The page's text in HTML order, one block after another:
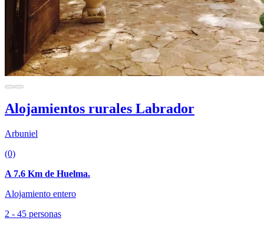
Alojamientos rurales Labrador
Arbuniel
(0)
A 7.6 Km de Huelma.
Alojamiento entero
2 - 45 personas